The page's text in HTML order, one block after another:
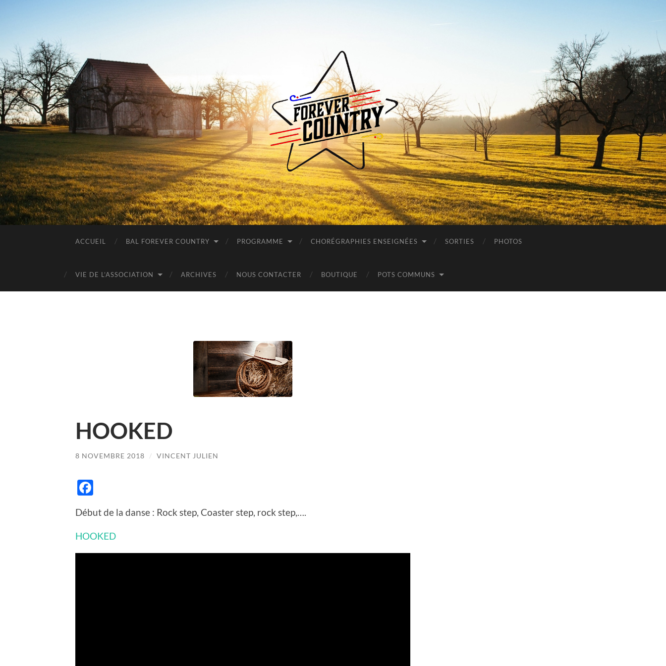
Forever
Country
ACCUEIL BAL FOREVER COUNTRY PROGRAMME CHORÉGRAPHIES ENSEIGNÉES SORTIES PHOTOS
VIE DE L’ASSOCIATION ARCHIVES NOUS CONTACTER BOUTIQUE POTS COMMUNS
HOOKED
8 NOVEMBRE 2018 / VINCENT JULIEN
Début de la danse : Rock step, Coaster step, rock step,….
HOOKED